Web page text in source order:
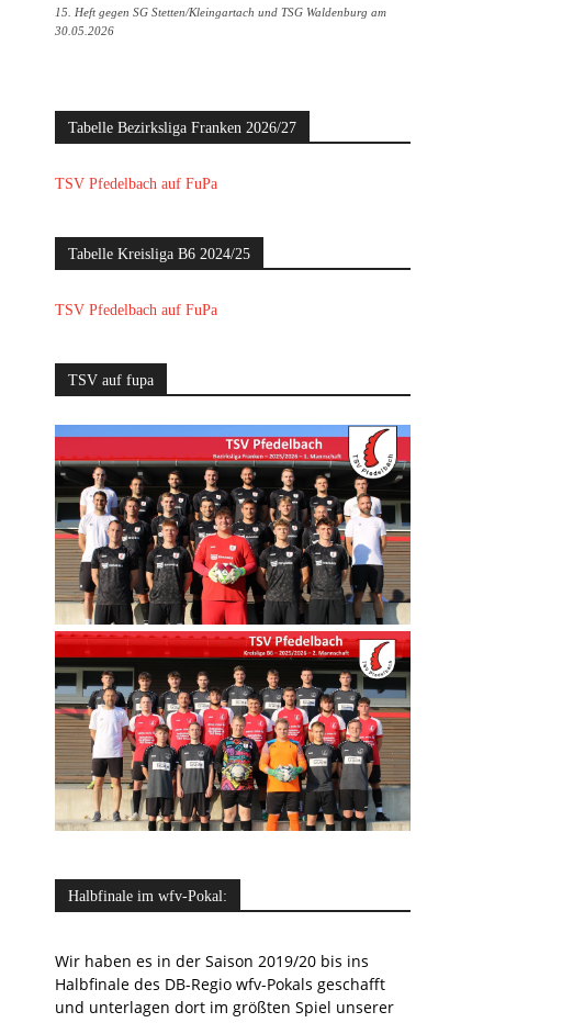
15. Heft gegen SG Stetten/Kleingartach und TSG Waldenburg am
30.05.2026
Tabelle Bezirksliga Franken 2026/27
TSV Pfedelbach auf FuPa
Tabelle Kreisliga B6 2024/25
TSV Pfedelbach auf FuPa
TSV auf fupa
Halbfinale im wfv-Pokal:
Wir haben es in der Saison 2019/20 bis ins
Halbfinale des DB-Regio wfv-Pokals geschafft
und unterlagen dort im größten Spiel unserer